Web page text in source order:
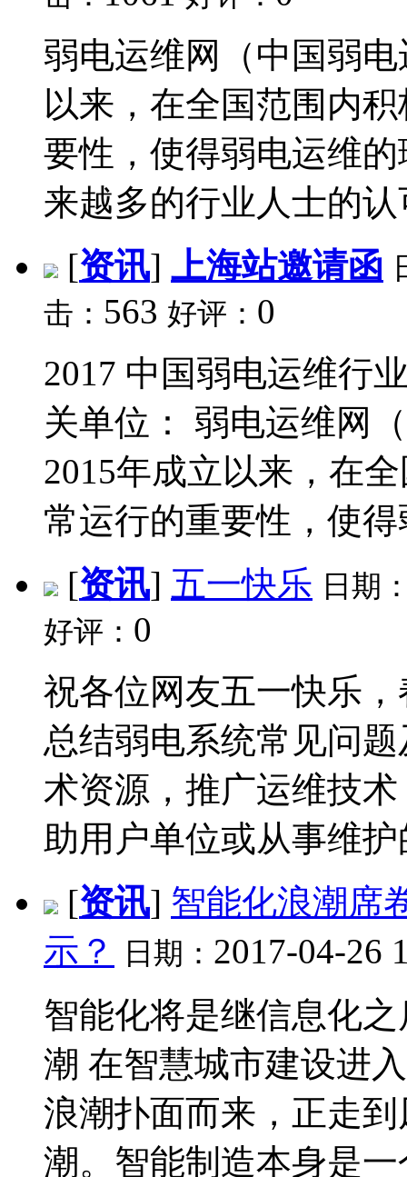
弱电运维网（中国弱
以来，在全国范围内
要性，使得弱电运维
来越多的行业人士的认
[资讯] 上海站邀请函
击： 563 好评： 0
2017 中国弱电运维行
关单位： 弱电运维网
2015年成立以来，在
常运行的重要性，使
[资讯] 五一快乐 日期
好评： 0
祝各位网友五一快乐
总结弱电系统常见问
术资源，推广运维技
助用户单位或从事维护
[资讯] 智能化浪潮席
示？
日期： 2017-04-26
智能化将是继信息化
潮 在智慧城市建设进
浪潮扑面而来，正走
潮。智能制造本身是一